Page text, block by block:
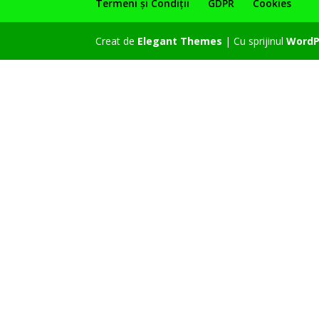
Termeni și Condiții GDPR Cookies
Creat de Elegant Themes | Cu sprijinul